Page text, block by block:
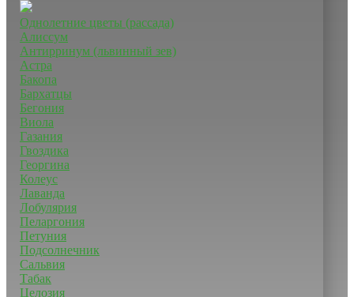
Однолетние цветы (рассада)
Алиссум
Антирринум (львинный зев)
Астра
Бакопа
Бархатцы
Бегония
Виола
Газания
Гвоздика
Георгина
Колеус
Лаванда
Лобулярия
Пеларгония
Петуния
Подсолнечник
Сальвия
Табак
Целозия